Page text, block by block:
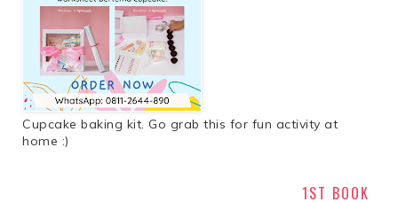
Cupcake baking kit. Go grab this for fun activity at
home :)
1ST BOOK